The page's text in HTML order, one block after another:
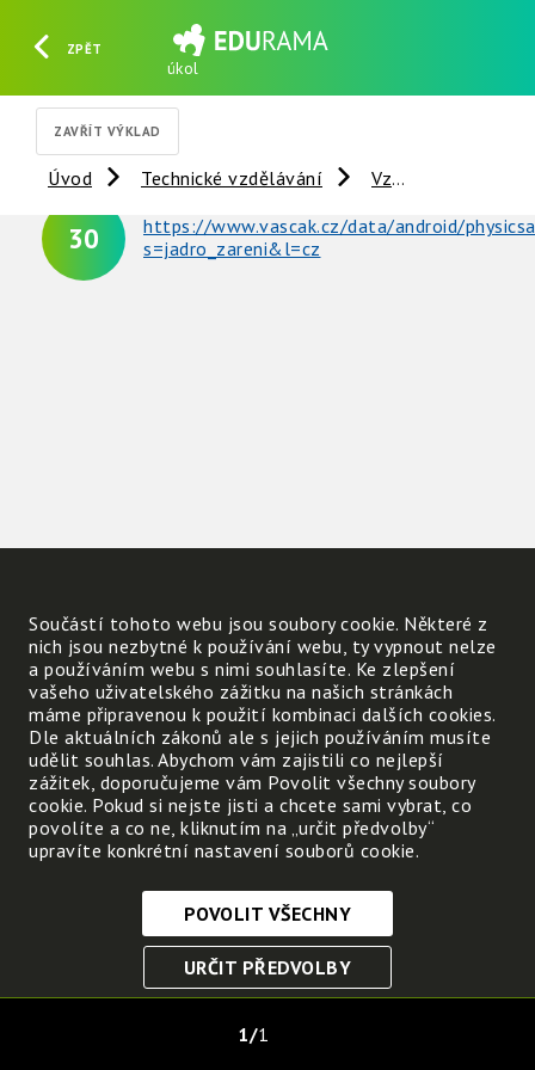
ZPĚT
úkol
ZAVŘÍT VÝKLAD
Úvod Technické vzdělávání Vzdálené experimenty
30
https://www.vascak.cz/data/android/
s=jadro_zareni&l=cz
1 1
Součástí tohoto webu jsou soubory cookie. Některé z
nich jsou nezbytné k používání webu, ty vypnout nelze
a používáním webu s nimi souhlasíte. Ke zlepšení
vašeho uživatelského zážitku na našich stránkách
máme připravenou k použití kombinaci dalších cookies.
Dle aktuálních zákonů ale s jejich používáním musíte
udělit souhlas. Abychom vám zajistili co nejlepší
zážitek, doporučujeme vám Povolit všechny soubory
cookie. Pokud si nejste jisti a chcete sami vybrat, co
povolíte a co ne, kliknutím na „určit předvolby“
upravíte konkrétní nastavení souborů cookie.
Nezbytně nutné cookies
Tyto soubory cookie jsou nezbytné, abyste se mohli
funkce. Bez těchto cookies by webové stránky
POVOLIT VŠECHNY
URČIT PŘEDVOLBY